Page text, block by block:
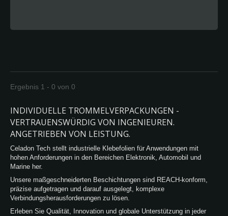
Ergebnis 1 - 0 von 0
INDIVIDUELLE TROMMELVERPACKUNGEN -
VERTRAUENSWÜRDIG VON INGENIEUREN.
ANGETRIEBEN VON LEISTUNG.
Celadon Tech stellt industrielle Klebefolien für Anwendungen mit
hohen Anforderungen in den Bereichen Elektronik, Automobil und
Marine her.
Unsere maßgeschneiderten Beschichtungen sind REACH-konform,
präzise aufgetragen und darauf ausgelegt, komplexe
Verbindungsherausforderungen zu lösen.
Erleben Sie Qualität, Innovation und globale Unterstützung in jeder